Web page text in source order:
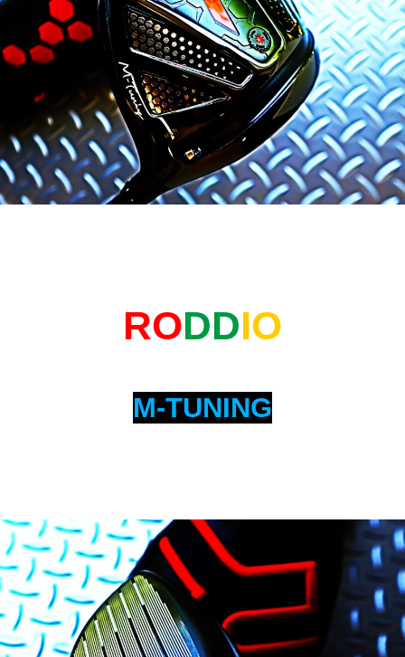
RODDIO
M-TUNING